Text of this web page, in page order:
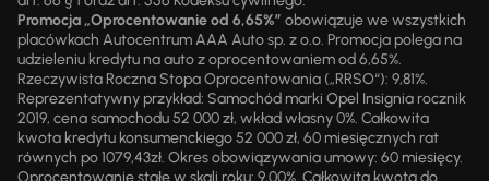
Promocja „Oprocentowanie od 6,65%” obowiązuje we wszystkich
placówkach Autocentrum AAA Auto sp. z o.o. Promocja polega na
udzieleniu kredytu na auto z oprocentowaniem od 6,65%.
Rzeczywista Roczna Stopa Oprocentowania („RRSO“): 9,81%.
Reprezentatywny przykład: Samochód marki Opel Insignia rocznik
2019, cena samochodu 52 000 zł, wkład własny 0%. Całkowita
kwota kredytu konsumenckiego 52 000 zł, 60 miesięcznych rat
równych po 1079,43zł. Okres obowiązywania umowy: 60 miesięcy.
Oprocentowanie stałe w skali roku: 9,00%. Całkowita kwota do